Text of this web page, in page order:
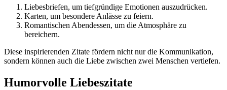
Liebesbriefen, um tiefgründige Emotionen auszudrücken.
Karten, um besondere Anlässe zu feiern.
Romantischen Abendessen, um die Atmosphäre zu
bereichern.
Diese inspirierenden Zitate fördern nicht nur die Kommunikation,
sondern können auch die Liebe zwischen zwei Menschen vertiefen.
Humorvolle Liebeszitate